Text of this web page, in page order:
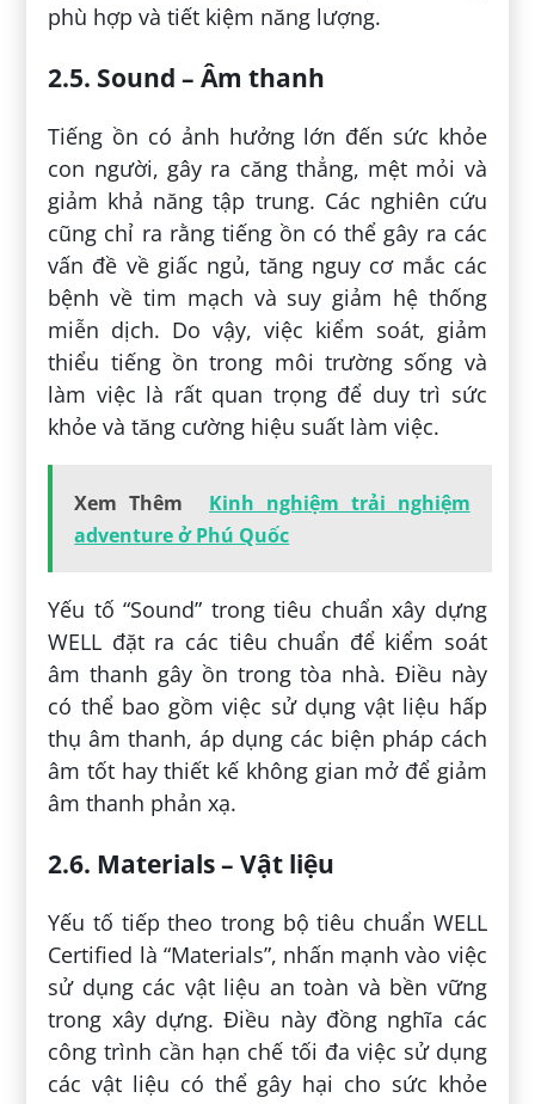
phù hợp và tiết kiệm năng lượng.
2.5. Sound – Âm thanh
Tiếng ồn có ảnh hưởng lớn đến sức khỏe
con người, gây ra căng thẳng, mệt mỏi và
giảm khả năng tập trung. Các nghiên cứu
cũng chỉ ra rằng tiếng ồn có thể gây ra các
vấn đề về giấc ngủ, tăng nguy cơ mắc các
bệnh về tim mạch và suy giảm hệ thống
miễn dịch. Do vậy, việc kiểm soát, giảm
thiểu tiếng ồn trong môi trường sống và
làm việc là rất quan trọng để duy trì sức
khỏe và tăng cường hiệu suất làm việc.
Xem Thêm
Kinh nghiệm trải nghiệm
adventure ở Phú Quốc
Yếu tố “Sound” trong tiêu chuẩn xây dựng
WELL đặt ra các tiêu chuẩn để kiểm soát
âm thanh gây ồn trong tòa nhà. Điều này
có thể bao gồm việc sử dụng vật liệu hấp
thụ âm thanh, áp dụng các biện pháp cách
âm tốt hay thiết kế không gian mở để giảm
âm thanh phản xạ.
2.6. Materials – Vật liệu
Yếu tố tiếp theo trong bộ tiêu chuẩn WELL
Certified là “Materials”, nhấn mạnh vào việc
sử dụng các vật liệu an toàn và bền vững
trong xây dựng. Điều này đồng nghĩa các
công trình cần hạn chế tối đa việc sử dụng
các vật liệu có thể gây hại cho sức khỏe